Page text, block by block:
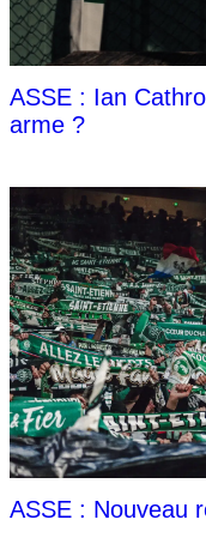
ASSE : Ian
arme ?
ASSE : Nouveau